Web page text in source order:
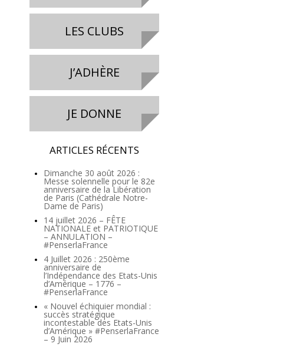
LES CLUBS
J’ADHÈRE
JE DONNE
ARTICLES RÉCENTS
Dimanche 30 août 2026 :
Messe solennelle pour le 82e
anniversaire de la Libération
de Paris (Cathédrale Notre-
Dame de Paris)
14 juillet 2026 – FÊTE
NATIONALE et PATRIOTIQUE
– ANNULATION –
#PenserlaFrance
4 Juillet 2026 : 250ème
anniversaire de
l’Indépendance des Etats-Unis
d’Amérique – 1776 –
#PenserlaFrance
« Nouvel échiquier mondial :
succès stratégique
incontestable des Etats-Unis
d’Amérique » #PenserlaFrance
– 9 Juin 2026